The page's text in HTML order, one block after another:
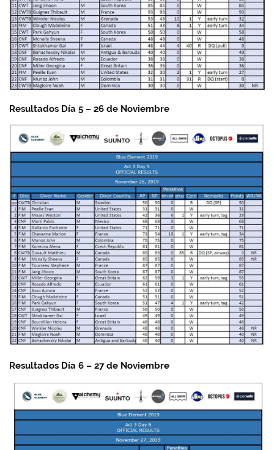
Resultados Día 5 – 26 de Noviembre
Resultados Día 6 – 27 de Noviembre